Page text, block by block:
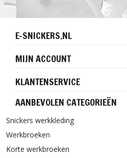
E-SNICKERS.NL
MIJN ACCOUNT
KLANTENSERVICE
AANBEVOLEN CATEGORIEËN
Snickers werkkleding
Werkbroeken
Korte werkbroeken